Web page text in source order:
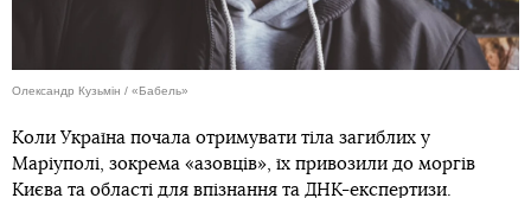
Олександр Кузьмін / «Бабель»
Коли Україна почала отримувати тіла загиблих у
Маріуполі, зокрема «азовців», їх привозили до моргів
Києва та області для впізнання та ДНК-експертизи.